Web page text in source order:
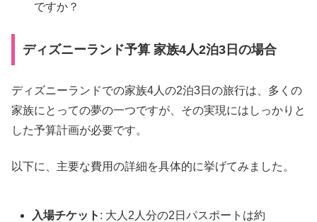
ですか？
ディズニーランド予算 家族4人2泊3日の場合
ディズニーランドでの家族4人の2泊3日の旅行は、多くの
家族にとっての夢の一つですが、その実現にはしっかりと
した予算計画が必要です。
以下に、主要な費用の詳細を具体的に挙げてみました。
入場チケット : 大人2人分の2日パスポートは約